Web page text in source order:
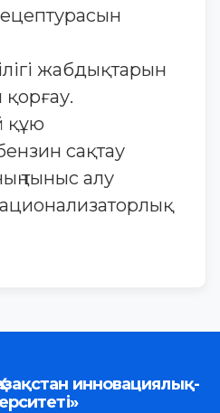
жабдықтарын
қорғау.
құю
сақтау
тыныс алу
инновациялық-